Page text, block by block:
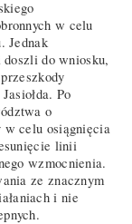
w celu
Jednak
do wniosku,
Po
o
w celu osiągnięcia
linii
wzmocnienia.
ze znacznym
i nie